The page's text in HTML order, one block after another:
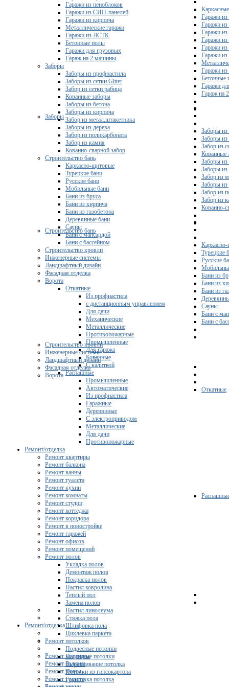
Гаражи из
Гаражи из
Гаражи из
Гаражи из
Гаражи
Гаражи из
Гаражи
Бетонные
Гаражи
Гараж на
Заборы
Заборы из
Заборы из
Забор из
Кованные
Заборы из
Заборы из
Забор из
Заборы из
Забор из
Забор из
Кованно-
Строительство бань
Турецкие
Русские
Бани из
Бани из
Бани из
Сауны
Бани с
Бани с
Строительство кровли
Инженерные системы
Ландшафтный дизайн
Фасадная отделка
Ворота
Откатные
Ремонт/отделка
Ремонт квартиры
Ремонт балкона
Ремонт ванны
Ремонт туалета
Гаражи из пеноблоков
Гаражи из СИП-панелей
Гаражи из кирпича
Металлические гаражи
Гаражи из ЛСТК
Бетонные полы
Гаражи для грузовых
Гараж на 2 машины
Заборы
Заборы из профнастила
Заборы из сетки Gitter
Забор из сетки рабица
Кованные заборы
Заборы из бетона
Заборы из кирпича
Забор из метал.штакетника
Заборы из дерева
Забор из поликарбоната
Забор из камня
Кованно-сварной забор
Строительство бань
Каркасно-щитовые
Турецкие бани
Русские бани
Мобильные бани
Бани из бруса
Бани из кирпича
Бани из газобетона
Деревянные бани
Сауны
Бани с мансардой
Бани с бассейном
Строительство кровли
Инженерные системы
Ландшафтный дизайн
Фасадная отделка
Ворота
Откатные
Из профнастила
с дистанционным управлением
Для дачи
Механические
Металлические
Противопожарные
Промышленные
Для гаража
Кованные
С калиткой
Распашные
Промышленные
Автоматические
Из профнастила
Гаражные
Деревянные
С электроприводом
Металлические
Для дачи
Противопожарные
Ремонт/отделка
Ремонт квартиры
Ремонт балкона
Ремонт ванны
Ремонт туалета
Ремонт кухни
Ремонт комнаты
Ремонт студии
Ремонт коттеджа
Ремонт коридора
Ремонт в новостройке
Ремонт гаражей
Ремонт офисов
Ремонт помещений
Ремонт полов
Укладка полов
Демонтаж полов
Покраска полов
Настил ковролина
Теплый пол
Замена полов
Настил линолеума
Стяжка пола
Шлифовка пола
Циклевка паркета
Ремонт потолков
Подвесные потолки
Натяжные потолки
Выравнивание потолка
Потолки из гипсокартона
Грунтовка потолка